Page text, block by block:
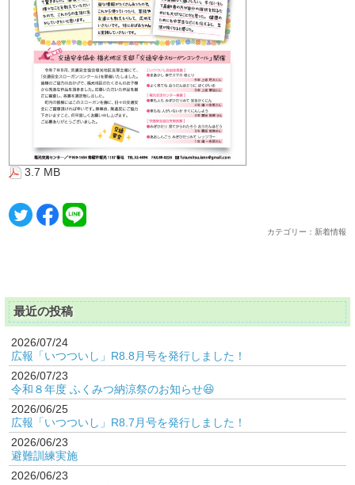
3.7 MB
カテゴリー：新着情報
最近の投稿
2026/07/24
広報「いつついし」R8.8月号を発行しました！
2026/07/23
令和８年度 ふくみつ納涼祭のお知らせ😆
2026/06/25
広報「いつついし」R8.7月号を発行しました！
2026/06/23
避難訓練実施
2026/06/23